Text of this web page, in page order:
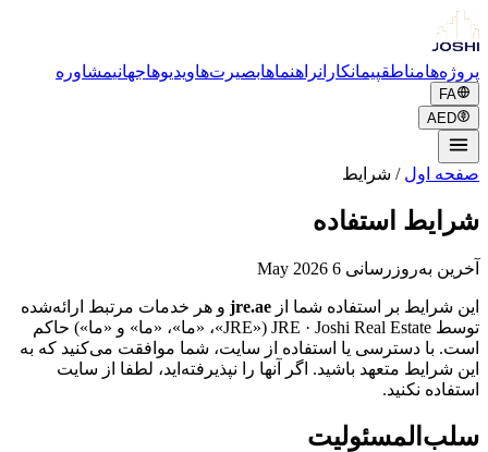
پروژه‌هامناطقپیمانکارانراهنماهابصیرت‌هاویدیوهاجهانیمشاوره
FA
AED
صفحه اول / شرایط
شرایط استفاده
آخرین به‌روزرسانی 6 May 2026
این شرایط بر استفاده شما از jre.ae و هر خدمات مرتبط ارائه‌شده
توسط JRE · Joshi Real Estate («JRE»، «ما»، «ما» و «ما») حاکم
است. با دسترسی یا استفاده از سایت، شما موافقت می‌کنید که به
این شرایط متعهد باشید. اگر آنها را نپذیرفته‌اید، لطفا از سایت
استفاده نکنید.
سلب‌المسئولیت